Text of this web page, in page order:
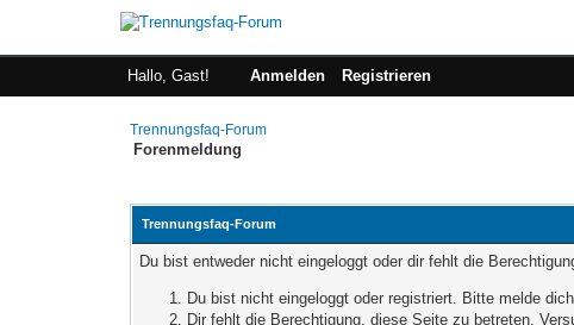
Hallo, Gast! Anmelden Registrieren
Trennungsfaq-Forum
Forenmeldung
Trennungsfaq-Forum
Du bist entweder nicht eingeloggt oder dir fehlt die
Du bist nicht eingeloggt oder registriert. Bitte melde
Dir fehlt die Berechtigung, diese Seite zu betreten.